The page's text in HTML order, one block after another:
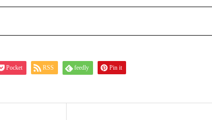
Pocket RSS feedly Pin it